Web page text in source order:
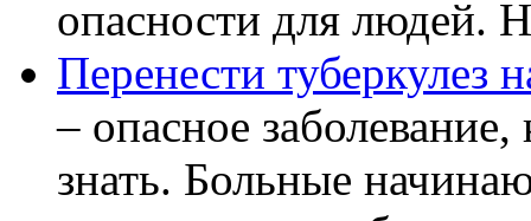
опасности для людей.
Перенести туберкулез
– опасное
знать. Больные